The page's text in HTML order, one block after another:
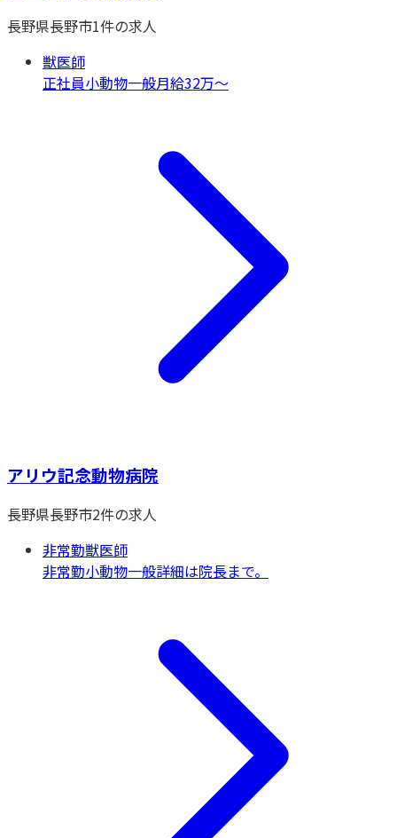
長野県長野市1件の求人
獣医師
正社員小動物一般月給32万〜
アリウ記念動物病院
長野県長野市2件の求人
非常勤獣医師
非常勤小動物一般詳細は院長まで。